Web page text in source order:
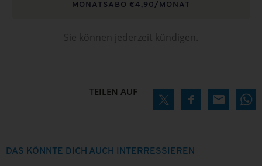
MONATSABO €4,90/MONAT
Sie können jederzeit kündigen.
TEILEN AUF
DAS KÖNNTE DICH AUCH INTERRESSIEREN